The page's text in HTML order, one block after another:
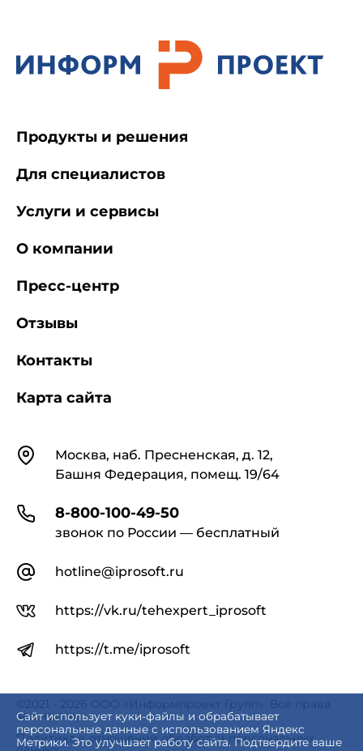
Сайт использует куки-файлы и обрабатывает
персональные данные с использованием Яндекс
Метрики. Это улучшает работу сайта. Подтвердите ваше
КонтактыМосква, наб. Пресненская, д. 12,
Башня Федерация, помещ. 19/64
8-800-100-49-50
звонок по России — бесплатный
hotline@iprosoft.ru
https://vk.ru/tehexpert_iprosoft
https://t.me/iprosoft
Продукты и решения
Для специалистов
Услуги и сервисы
О компании
Пресс-центр
Отзывы
Контакты
Карта сайта
©2021 - 2026 ООО «Информпроект Групп». Все права
защищены.
Политика в отношении обработки персональных